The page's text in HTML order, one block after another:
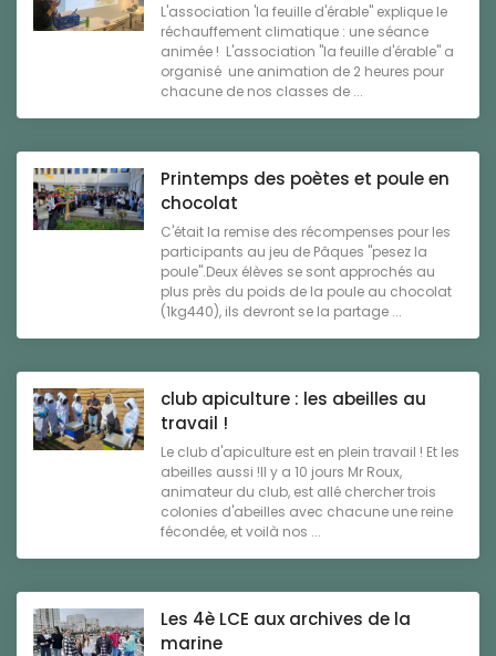
L'association 'la feuille d'érable" explique le
réchauffement climatique : une séance
animée ! L'association "la feuille d'érable" a
organisé une animation de 2 heures pour
chacune de nos classes de ...
Printemps des poètes et poule en
chocolat
C'était la remise des récompenses pour les
participants au jeu de Pâques "pesez la
poule".Deux élèves se sont approchés au
plus près du poids de la poule au chocolat
(1kg440), ils devront se la partage ...
club apiculture : les abeilles au
travail !
Le club d'apiculture est en plein travail ! Et les
abeilles aussi !Il y a 10 jours Mr Roux,
animateur du club, est allé chercher trois
colonies d'abeilles avec chacune une reine
fécondée, et voilà nos ...
Les 4è LCE aux archives de la
marine